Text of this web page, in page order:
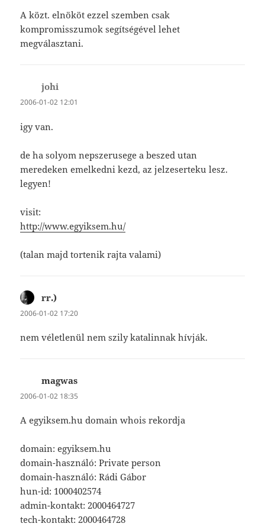
A közt. elnököt ezzel szemben csak
kompromisszumok segítségével lehet
megválasztani.
johi
2006-01-02 12:01
igy van.
de ha solyom nepszerusege a beszed utan
meredeken emelkedni kezd, az jelzeserteku lesz.
legyen!
visit:
http://www.egyiksem.hu/
(talan majd tortenik rajta valami)
rr.)
2006-01-02 17:20
nem véletlenül nem szily katalinnak hívják.
magwas
2006-01-02 18:35
A egyiksem.hu domain whois rekordja
domain: egyiksem.hu
domain-használó: Private person
domain-használó: Rádi Gábor
hun-id: 1000402574
admin-kontakt: 2000464727
tech-kontakt: 2000464728